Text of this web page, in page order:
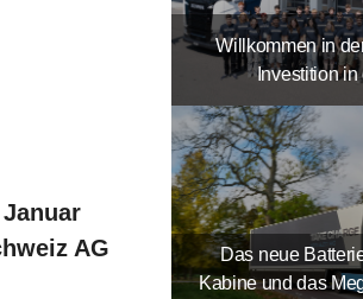
AG
Willkommen in
Investition in
Das neue
Kabine und das